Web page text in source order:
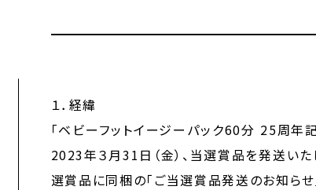
１．経緯
「ベビーフットイージーパック60分 25周年
2023年３月31日（金）、当選賞品を発送いた
選賞品に同梱の「ご当選賞品発送のお知ら